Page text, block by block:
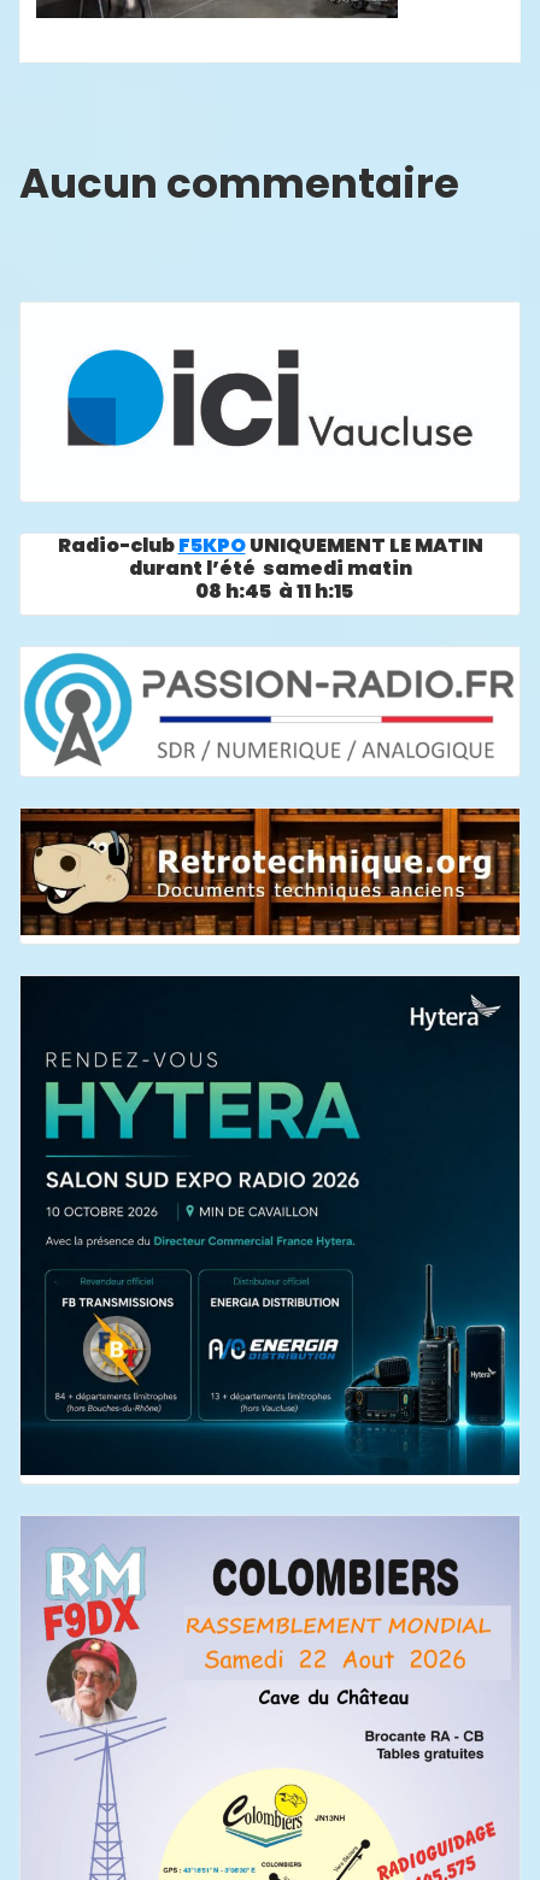
Aucun commentaire
Radio-clubF5KPOUNIQUEMENT LE MATIN
durant l’été samedi matin
08 h:45 à 11 h:15